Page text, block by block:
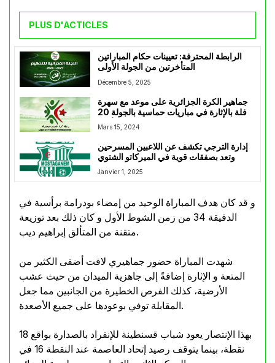
PLUS D'ACTICLES
الرابطة المحترفة: تعيينات حكام المباراتين
المتأخرتين من الجولة الأولى
Décembre 5, 2025
جماهير الكرة الجزائرية على موعد مع سهرة
حافلة بالإثارة في مباريات حماسية بالجولة 20
من الرابطة المحترفة الأولى
Mars 15, 2024
إدارة الترجي تكشف عن اللاعبين المسرحين
وتعد بصفقات قوية في الميركاتو الشتوي
Janvier 1, 2025
و قد كان هدف المباراة الوحيد من إمضاء بودرامة برأسية في
الدقيقة 34 من زمن الشوط الأول و كان ذلك بعد توزيعة
متقنة من المتألق إبراهيم ديب.
شهدت المباراة حضور جماهيري لافت أضفى الكثير من
المتعة و الإثارة إضافةً إلى جاهزية الميدان من حيث عشب
الأرضية، كذلك الفرص الخطيرة من الجانبين مما جعل
المقابلة توفي بوعودها على جميع الأصعدة.
بهذا الإنتصار يعود شباب قسنطينة للإنفراد بالصدارة بواقع 18
نقطة، بينما يتوقف رصيد إتحاد العاصمة عند النقطة 16 في